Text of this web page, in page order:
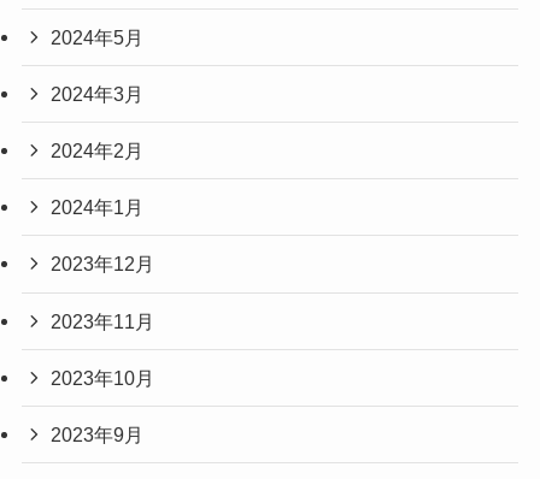
2024年5月
2024年3月
2024年2月
2024年1月
2023年12月
2023年11月
2023年10月
2023年9月